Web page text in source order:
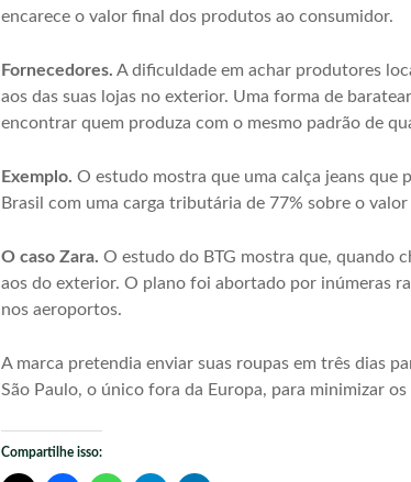
encarece o valor final dos produtos ao consumidor.
Fornecedores. A dificuldade em achar produtores
aos das suas lojas no exterior. Uma forma de
encontrar quem produza com o mesmo padrão de
Exemplo. O estudo mostra que uma calça jeans que
Brasil com uma carga tributária de 77% sobre o
O caso Zara. O estudo do BTG mostra que, quando
aos do exterior. O plano foi abortado por inúmeras
nos aeroportos.
A marca pretendia enviar suas roupas em três dias
São Paulo, o único fora da Europa, para minimizar
Compartilhe isso: